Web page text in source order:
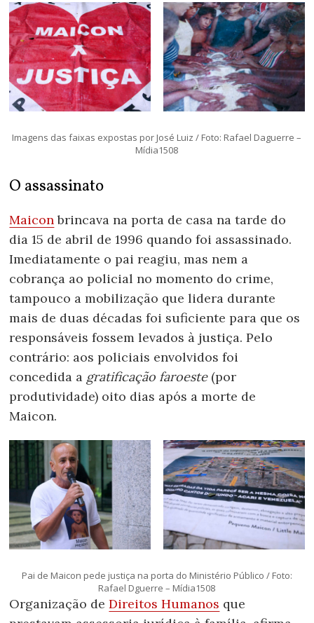
Imagens das faixas expostas por José Luiz / Foto: Rafael Daguerre –
Mídia1508
O assassinato
Maiconbrincava na porta de casa na tarde do
dia 15 de abril de 1996 quando foi assassinado.
Imediatamente o pai reagiu, mas nem a
cobrança ao policial no momento do crime,
tampouco a mobilização que lidera durante
mais de duas décadas foi suficiente para que os
responsáveis fossem levados à justiça. Pelo
contrário: aos policiais envolvidos foi
concedida a gratificação faroeste(por
produtividade) oito dias após a morte de
Maicon.
Pai de Maicon pede justiça na porta do Ministério Público / Foto:
Rafael Dguerre – Mídia1508
Organização deDireitos Humanos que